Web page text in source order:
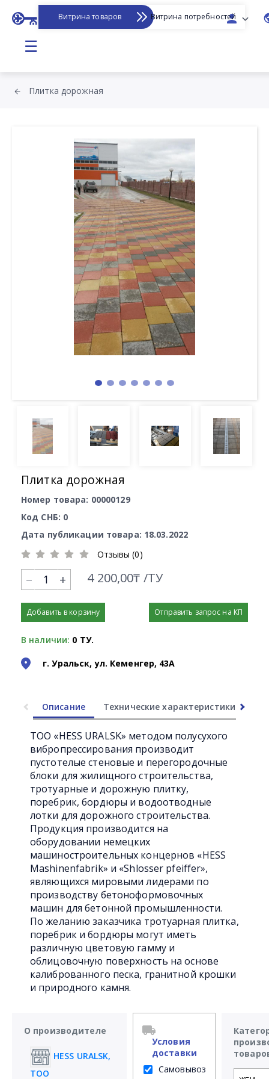
Витрина товаров Витрина потребностей
☰
Плитка дорожная
Плитка дорожная
Номер товара: 00000129
Код СНБ: 0
Дата публикации товара: 18.03.2022
Отзывы (0)
+ 4 200,00₸ /ТУ
Добавить в корзину Отправить запрос на КП
В наличии: 0 ТУ.
г. Уральск, ул. Кеменгер, 43А
Описание Технические характеристики
ТОО «HESS URALSK» методом полусухого
вибропрессирования производит
пустотелые стеновые и перегородочные
блоки для жилищного строительства,
тротуарные и дорожную плитку,
поребрик, бордюры и водоотводные
лотки для дорожного строительства.
Продукция производится на
оборудовании немецких
машиностроительных концернов «HESS
Mashinenfabrik» и «Shlosser pfeiffer»,
являющихся мировыми лидерами по
производству бетоноформовочных
машин для бетонной промышленности.
По желанию заказчика тротуарная плитка,
поребрик и бордюры могут иметь
различную цветовую гамму и
облицовочную поверхность на основе
калиброванного песка, гранитной крошки
и природного камня.
О производителе
HESS URALSK,
ТОО
Условия
доставки
Самовывоз